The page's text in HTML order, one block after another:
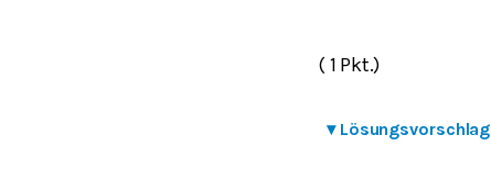
( 1 Pkt.)
▾ Lösungsvorschlag